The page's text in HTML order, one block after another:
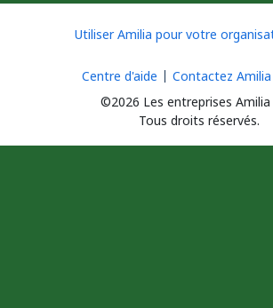
Utiliser Amilia pour votre
©2026 Les entreprises Amilia
Tous droits réservés.
Centre d'aide Contactez Amilia